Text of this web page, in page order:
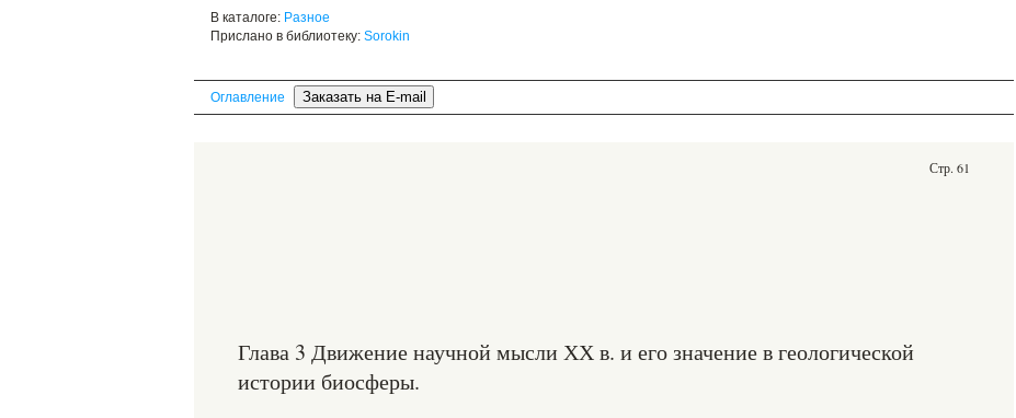
В каталоге: Разное
Прислано в библиотеку: Sorokin
Оглавление
Стр. 61
Глава 3 Движение научной мысли ХХ в. и его значение в геологической
истории биосферы.